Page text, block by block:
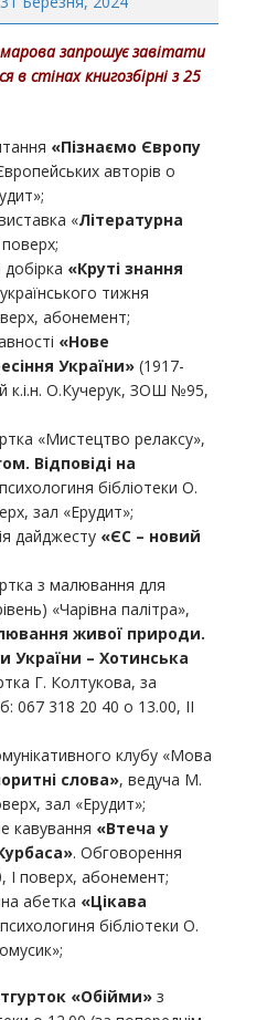
запрошує завітати
в стінах книгозбірні з25
«Пізнаємо Європу
авторів о
«Літературна
поверх;
«Круті знання
тижня
абонемент;
«Нове
України» (1917-
к.і.н. О.Кучерук, ЗОШ №95,
«Мистецтво релаксу»,
Відповіді на
бібліотеки О.
зал «Ерудит»;
дайджесту «ЄС – новий
з малювання для
«Чарівна палітра»,
живої природи.
України – Хотинська
Г. Колтукова, за
067 318 20 40 о 13.00, ІІ
клубу «Мова
слова», ведуча М.
зал «Ерудит»;
кавування «Втеча у
. Обговорення
І поверх, абонемент;
абетка «Цікава
бібліотеки О.
«Обійми» з